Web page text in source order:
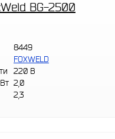
BG-2500
8449
FOXWELD
220 В
2,0
2,3